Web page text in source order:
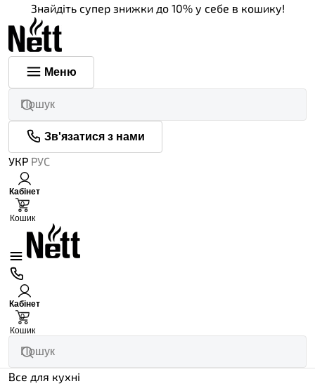
Знайдіть супер знижки до 10% у себе в кошику!
Меню
Зв'язатися з нами
УКР РУС
Кабінет
0
Кошик
Кабінет
0
Кошик
Все для кухні